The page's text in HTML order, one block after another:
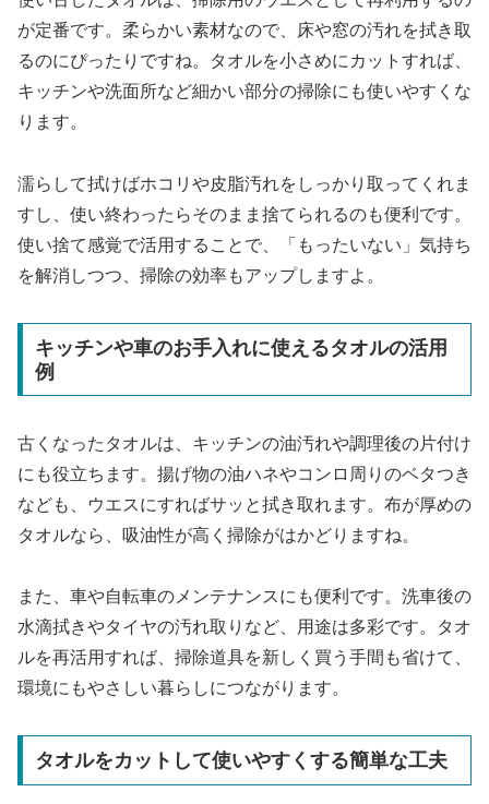
が定番です。柔らかい素材なので、床や窓の汚れを拭き取
るのにぴったりですね。タオルを小さめにカットすれば、
キッチンや洗面所など細かい部分の掃除にも使いやすくな
ります。
濡らして拭けばホコリや皮脂汚れをしっかり取ってくれま
すし、使い終わったらそのまま捨てられるのも便利です。
使い捨て感覚で活用することで、「もったいない」気持ち
を解消しつつ、掃除の効率もアップしますよ。
キッチンや車のお手入れに使えるタオルの活用
例
古くなったタオルは、キッチンの油汚れや調理後の片付け
にも役立ちます。揚げ物の油ハネやコンロ周りのベタつき
なども、ウエスにすればサッと拭き取れます。布が厚めの
タオルなら、吸油性が高く掃除がはかどりますね。
また、車や自転車のメンテナンスにも便利です。洗車後の
水滴拭きやタイヤの汚れ取りなど、用途は多彩です。タオ
ルを再活用すれば、掃除道具を新しく買う手間も省けて、
環境にもやさしい暮らしにつながります。
タオルをカットして使いやすくする簡単な工夫